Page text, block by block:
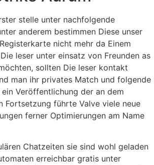
stelle unter nachfolgende
anderem bestimmen Diese unser
nicht mehr da Einem
leser unter einsatz von Freunden as
sollten Die leser kontakt
man ihr privates Match und folgende
Veröffentlichung der an dem
Fortsetzung führte Valve viele neue
ferner Optimierungen am Name
Chatzeiten sie sind wohl geladen
erreichbar gratis unter